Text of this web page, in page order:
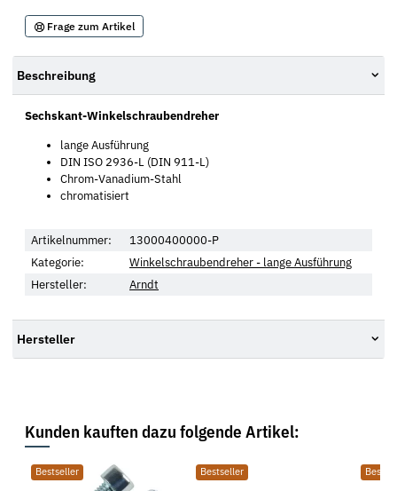
Frage zum Artikel
Beschreibung
Sechskant-Winkelschraubendreher
lange Ausführung
DIN ISO 2936-L (DIN 911-L)
Chrom-Vanadium-Stahl
chromatisiert
Artikelnummer:
13000400000-P
Kategorie:
Winkelschraubendreher - lange Ausführung
Hersteller:
Arndt
Hersteller
Kunden kauften dazu folgende Artikel:
Bestseller Bestseller